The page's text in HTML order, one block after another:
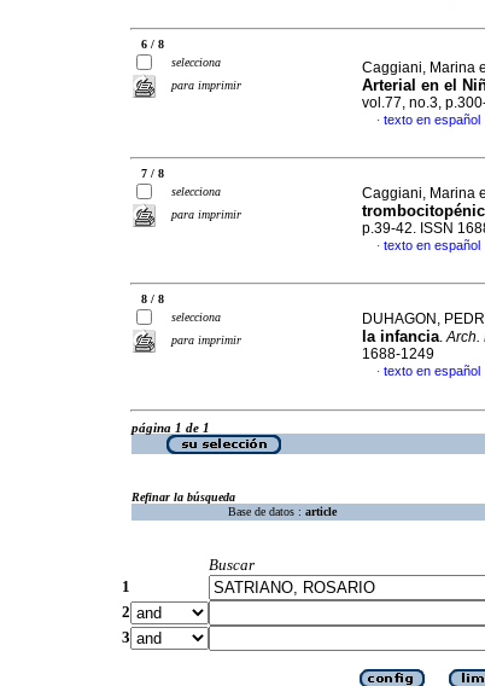
6 / 8
selecciona
para imprimir
Caggiani, Marina
Arterial en el
vol.77, no.3,
· texto en español
7 / 8
selecciona
para imprimir
Caggiani, Marina
p.39-42. ISSN
· texto en español
8 / 8
selecciona
para imprimir
DUHAGON,
la infancia.Arch.
1688-1249
· texto en español
página 1 de 1
Refinar la búsqueda
Base de datos : article
Buscar
1
2
3